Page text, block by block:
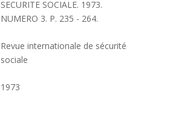
SECURITE SOCIALE. 1973.
NUMERO 3. P. 235 - 264.
Revue internationale de sécurité
sociale
1973